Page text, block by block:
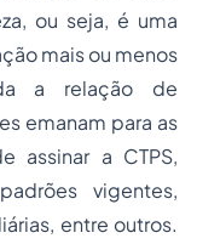
ou seja, é uma
mais ou menos
a relação de
emanam para as
assinar a CTPS,
vigentes,
entre outros.